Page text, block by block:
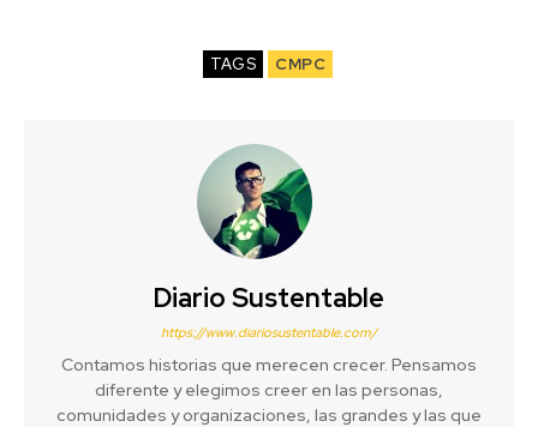
TAGS CMPC
Diario Sustentable
https://www.diariosustentable.com/
Contamos historias que merecen crecer. Pensamos
diferente y elegimos creer en las personas,
comunidades y organizaciones, las grandes y las que